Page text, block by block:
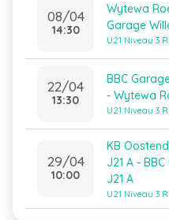
08/04
14:30
Wytewa
Garage
U21 Niveau 3
22/04
13:30
BBC
- Wytewa
U21 Niveau 3
29/04
10:00
KB
J21 A -
J21 A
U21 Niveau 3